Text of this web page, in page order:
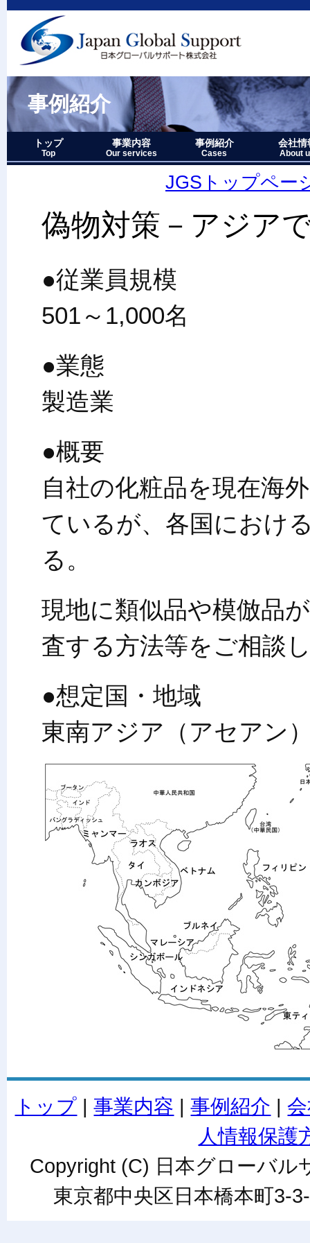
事例紹介
トップ
Top
事業内容
Our services
事業内容－三つの柱
1.グローバルサポート
2.人財育成サポート
3.マーケティングサポート
事例紹介
Cases
事例紹介－全件表示
アジア・オセアニア地域
北中南米地域
ヨーロッパ地域
中近東・アフリカ地域
その他複合地域
会社情
About
会社情報
アクセス
沿革
企業理念
代表者略歴
経営七か条
当社のロ
JGSトップペー
偽物対策－アジア
●従業員規模
501～1,000名
●業態
製造業
●概要
自社の化粧品を現在海
ているが、各国におけ
る。
現地に類似品や模倣品
査する方法等をご相談
●想定国・地域
東南アジア（アセアン
トップ |事業内容 |事例紹介 |
人情報保護
Copyright (C) 日本グローバル
東京都中央区日本橋本町3-